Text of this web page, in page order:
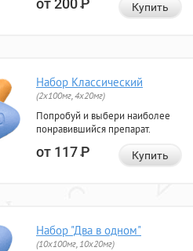
от 200Р Купить
Набор Классический
(2x100мг, 4x20мг)
Попробуй и выбери наиболее
понравившийся препарат.
от 117Р Купить
Набор "Два в одном"
(10x100мг, 10x20мг)